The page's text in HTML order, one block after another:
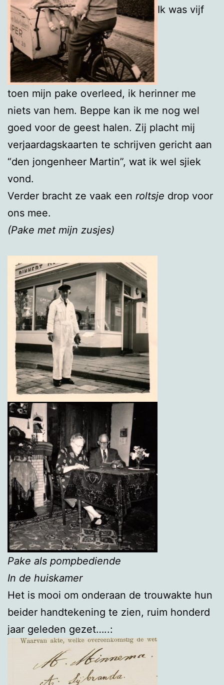
Ik was vijf
toen mijn pake overleed, ik herinner me
niets van hem. Beppe kan ik me nog wel
goed voor de geest halen. Zij placht mij
verjaardagskaarten te schrijven gericht aan
“den jongenheer Martin”, wat ik wel sjiek
vond.
Verder bracht ze vaak een roltsje drop voor
ons mee.
(Pake met mijn zusjes)
Pake als pompbediende
In de huiskamer
Het is mooi om onderaan de trouwakte hun
beider handtekening te zien, ruim honderd
jaar geleden gezet…..: